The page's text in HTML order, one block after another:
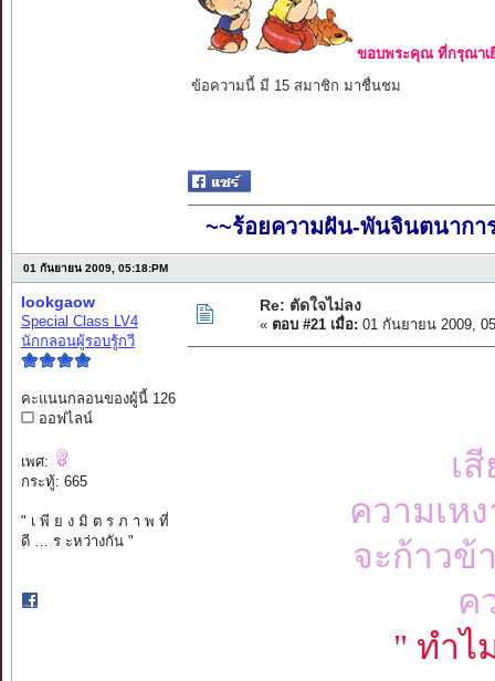
ขอบพระคุณ ที่กรุณาเ
ข้อความนี้ มี 15 สมาชิก มาชื่นชม
~~ร้อยความฝัน-พันจินตนากา
01 กันยายน 2009, 05:18:PM
lookgaow
Special Class LV4
นักกลอนผู้รอบรู้กวี
คะแนนกลอนของผู้นี้ 126
ออฟไลน์
เพศ:
กระทู้: 665
" เ พี ย ง มิ ต ร ภ า พ ที่
ดี … ร ะหว่างกัน "
Re: ตัดใจไม่ลง
« ตอบ #21 เมื่อ: 01 กันยายน 2009,
เ
ความเห
จะก้าวข้
ค
" ทำไ